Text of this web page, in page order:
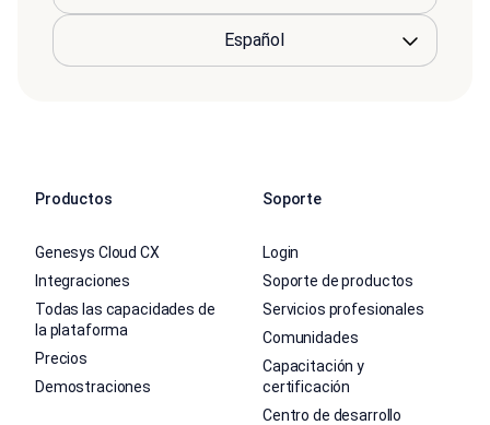
Productos
Genesys Cloud CX
Integraciones
Todas las capacidades de
la plataforma
Precios
Demostraciones
Soporte
Login
Soporte de productos
Servicios profesionales
Comunidades
Capacitación y
certificación
Centro de desarrollo